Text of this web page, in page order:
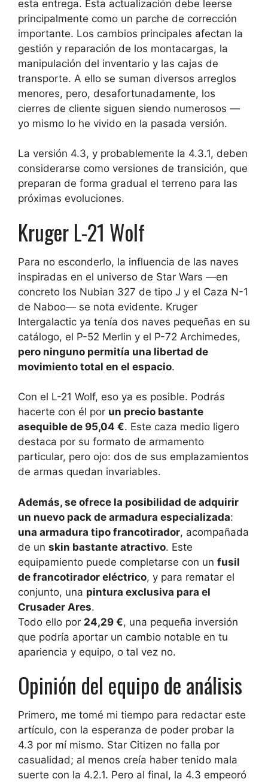
esta entrega. Esta actualización debe leerse
principalmente como un parche de corrección
importante. Los cambios principales afectan la
gestión y reparación de los montacargas, la
manipulación del inventario y las cajas de
transporte. A ello se suman diversos arreglos
menores, pero, desafortunadamente, los
cierres de cliente siguen siendo numerosos —
yo mismo lo he vivido en la pasada versión.
La versión 4.3, y probablemente la 4.3.1, deben
considerarse como versiones de transición, que
preparan de forma gradual el terreno para las
próximas evoluciones.
Kruger L-21 Wolf
Para no esconderlo, la influencia de las naves
inspiradas en el universo de Star Wars —en
concreto los Nubian 327 de tipo J y el Caza N-1
de Naboo— se nota evidente. Kruger
Intergalactic ya tenía dos naves pequeñas en su
catálogo, el P-52 Merlin y el P-72 Archimedes,
pero ninguno permitía una libertad de
movimiento total en el espacio.
Con el L-21 Wolf, eso ya es posible. Podrás
hacerte con él por un precio bastante
asequible de 95,04 €. Este caza medio ligero
destaca por su formato de armamento
particular, pero ojo: dos de sus emplazamientos
de armas quedan invariables.
Además, se ofrece la posibilidad de adquirir
un nuevo pack de armadura especializada:
una armadura tipo francotirador, acompañada
de un skin bastante atractivo. Este
equipamiento puede completarse con un fusil
de francotirador eléctrico, y para rematar el
conjunto, una pintura exclusiva para el
Crusader Ares.
Todo ello por 24,29 €, una pequeña inversión
que podría aportar un cambio notable en tu
apariencia y equipo, o tal vez no.
Opinión del equipo de análisis
Primero, me tomé mi tiempo para redactar este
artículo, con la esperanza de poder probar la
4.3 por mí mismo. Star Citizen no falla por
casualidad; al menos creía haber tenido mala
suerte con la 4.2.1. Pero al final, la 4.3 empeoró